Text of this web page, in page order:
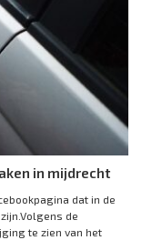
in mijdrecht
dat in de
de
te zien van het